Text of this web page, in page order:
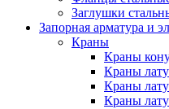
Заглушки
Запорная арматура и
Краны
Краны
Краны
Краны
Краны